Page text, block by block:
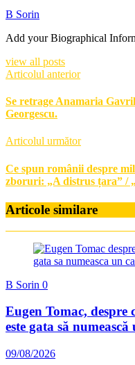
B Sorin
Add your Biographical
view all posts
Articolul anterior
Se retrage Anamaria
Georgescu.
Articolul următor
Ce spun românii despre
zboruri: „A distrus țara” /
Articole similare
B Sorin 0
Eugen Tomac, despre
este gata să
09/08/2026